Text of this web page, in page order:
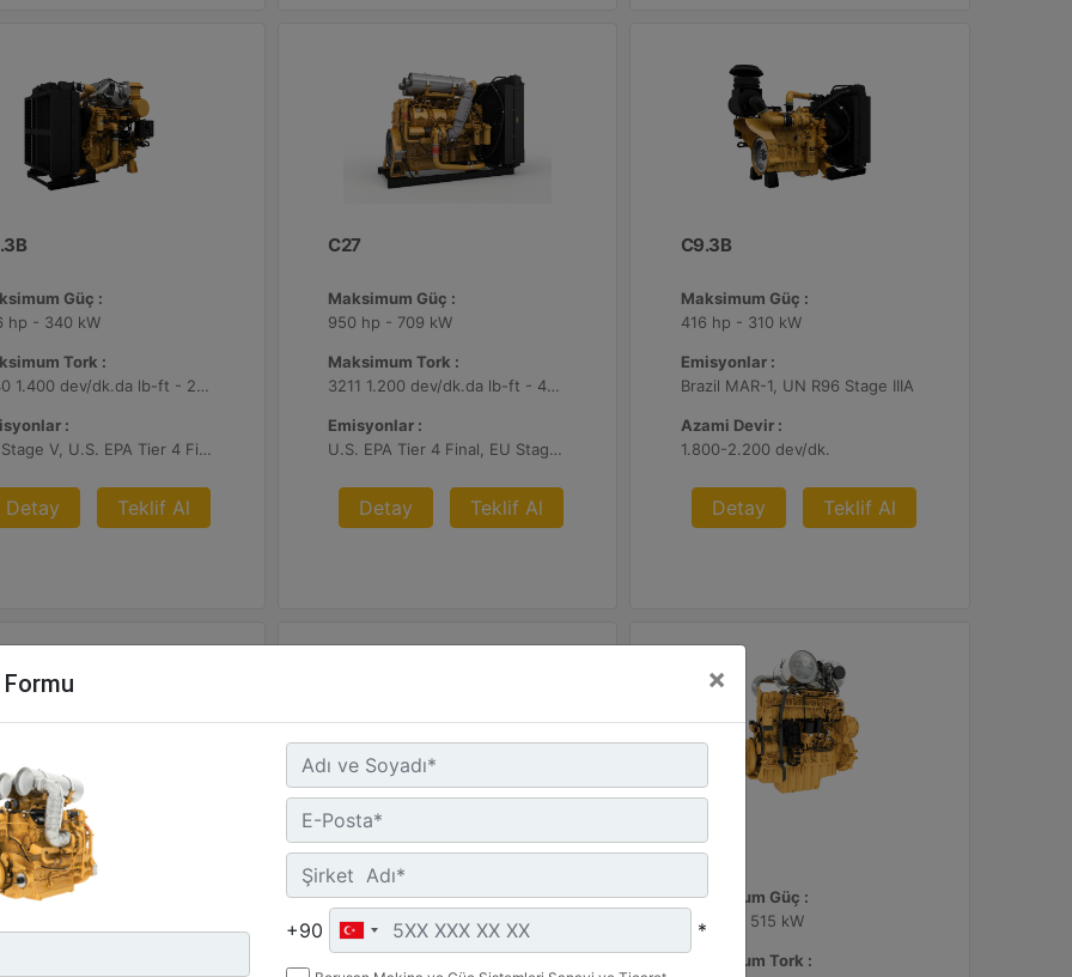
Güç :
hp - 340 kW
Tork :
1540 1.400 dev/dk.da lb-ft - 2088 1.400 dev/dk.da Nm
:
EU Stage V, U.S. EPA Tier 4 Final, Korea Stage V, Japan 2014 (Tier 4 Final) ve China Nonroad IV
Detay Teklif Al
C27
Maksimum Güç :
950 hp - 709 kW
Maksimum Tork :
3211 1.200 dev/dk.da lb-ft - 4354 1.200 dev/dk.da Nm
Emisyonlar :
U.S. EPA Tier 4 Final, EU Stage V
Detay Teklif Al
C9.3B
Maksimum Güç :
416 hp - 310 kW
Emisyonlar :
Brazil MAR-1, UN R96 Stage IIIA
Azami Devir :
1.800-2.200 dev/dk.
Detay Teklif Al
Güç :
C32B
Maksimum Güç :
1200 hp - 895 kW
C13D
Maksimum Güç :
690 hp - 515 kW
Maksimum Tork :
×
+90 *